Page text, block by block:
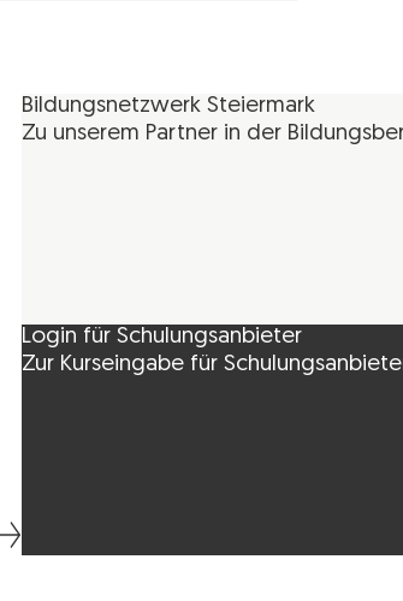
Bildungsnetzwerk Steiermark
Zu unserem Partner in der
Login für Schulungsanbieter
Zur Kurseingabe für